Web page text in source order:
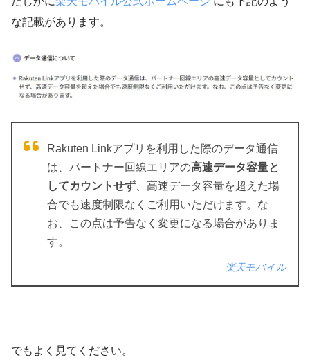
な記載があります。
Rakuten Linkアプリを利用した際のデータ通信
は、パートナー回線エリアの高速データ容量と
してカウントせず 、高速データ容量を超えた場
合でも速度制限なくご利用いただけます。な
お、この点は予告なく変更になる場合がありま
す。
楽天モバイル
でもよく見てください。